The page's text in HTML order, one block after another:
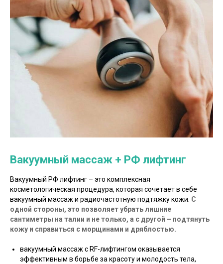
Вакуумный массаж + РФ лифтинг
Вакуумный РФ лифтинг – это комплексная
косметологическая процедура, которая сочетает в себе
вакуумный массаж и радиочастотную подтяжку кожи. С
одной стороны, это позволяет убрать лишние
сантиметры на талии и не только, а с другой – подтянуть
кожу и справиться с морщинами и дряблостью.
вакуумный массаж с RF-лифтингом оказывается
эффективным в борьбе за красоту и молодость тела,